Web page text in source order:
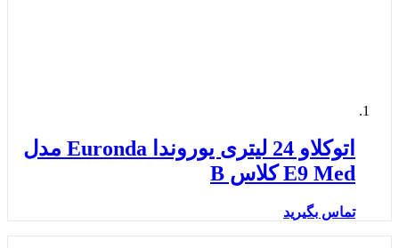
اتوکلاو 24 لیتری یوروندا Euronda مدل
E9 Med کلاس B
تماس بگیرید